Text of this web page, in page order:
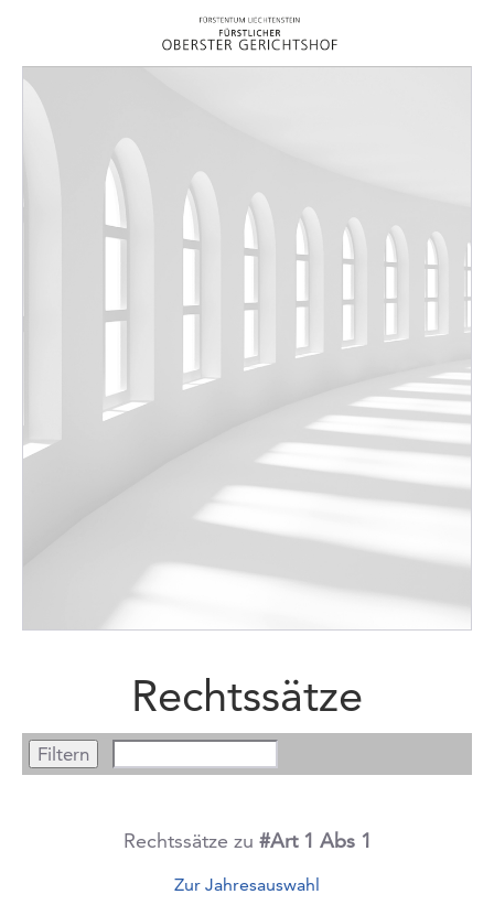
Rechtssätze
Rechtssätze zu #Art 1 Abs 1
Zur Jahresauswahl